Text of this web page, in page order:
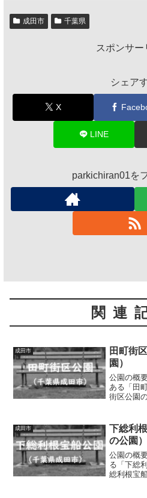
成田市 千葉県
スポンサー
シェア
X
LINE
parkichiran01を
関連
成田市
田町街
園）
公園の概
ある「田
街区公園
イレの有
駐車場の
成田市
下総利
の公園）
公園の概
る「下総
総利根宝